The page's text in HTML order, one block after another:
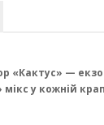
«Кактус» —
у кожній